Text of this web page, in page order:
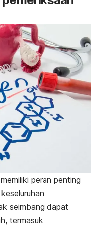
peran penting
seimbang dapat
termasuk